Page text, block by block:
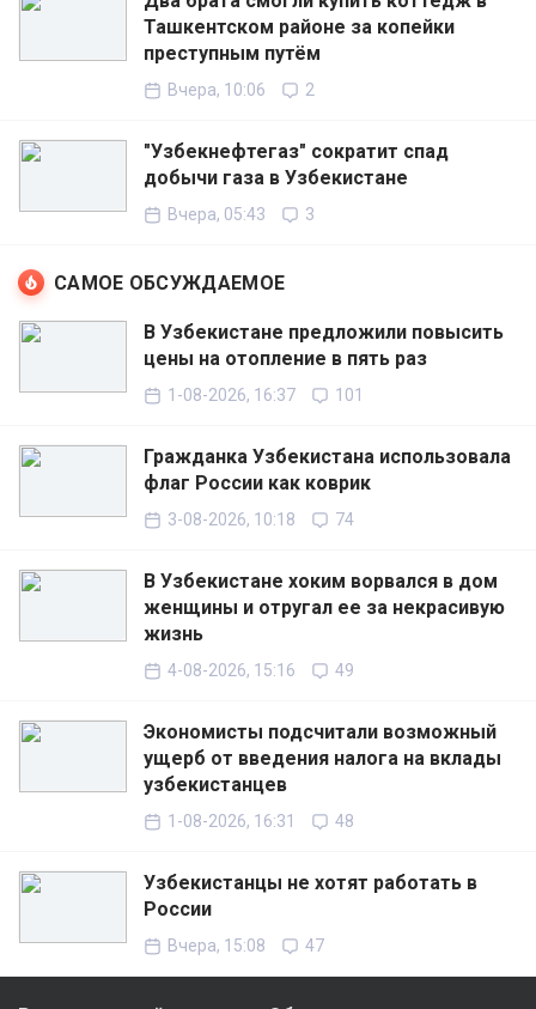
Ташкентском районе за копейки
преступным путём
Вчера, 10:06 2
"Узбекнефтегаз" сократит спад
добычи газа в Узбекистане
Вчера, 05:43 3
САМОЕ ОБСУЖДАЕМОЕ
В Узбекистане предложили повысить
цены на отопление в пять раз
1-08-2026, 16:37 101
Гражданка Узбекистана использовала
флаг России как коврик
3-08-2026, 10:18 74
В Узбекистане хоким ворвался в дом
женщины и отругал ее за некрасивую
жизнь
4-08-2026, 15:16 49
Экономисты подсчитали возможный
ущерб от введения налога на вклады
узбекистанцев
1-08-2026, 16:31 48
Узбекистанцы не хотят работать в
России
Вчера, 15:08 47